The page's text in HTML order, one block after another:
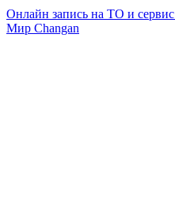
Онлайн запись на ТО и сервис
Мир Changan